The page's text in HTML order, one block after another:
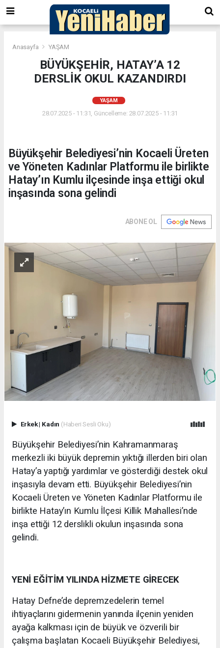
Anasayfa YAŞAM
BÜYÜKŞEHİR, HATAY’A 12
DERSLİK OKUL KAZANDIRDI
YAŞAM
28.07.2025 - 11:31, Güncelleme: 28.07.2025 - 11:31
Büyükşehir Belediyesi’nin Kocaeli Üreten
ve Yöneten Kadınlar Platformu ile birlikte
Hatay’ın Kumlu ilçesinde inşa ettiği okul
inşasında sona gelindi
ABONE OL
Erkek| Kadın (Haberi Sesli Oku)
Büyükşehir Belediyesi’nin Kahramanmaraş
merkezli iki büyük depremin yıktığı illerden biri olan
Hatay’a yaptığı yardımlar ve gösterdiği destek okul
inşasıyla devam etti. Büyükşehir Belediyesi’nin
Kocaeli Üreten ve Yöneten Kadınlar Platformu ile
birlikte Hatay’ın Kumlu İlçesi Killik Mahallesi’nde
inşa ettiği 12 derslikli okulun inşasında sona
gelindi.
YENİ EĞİTİM YILINDA HİZMETE GİRECEK
Hatay Defne’de depremzedelerin temel
ihtiyaçlarını gidermenin yanında ilçenin yeniden
ayağa kalkması için de büyük ve özverili bir
çalışma başlatan Kocaeli Büyükşehir Belediyesi,